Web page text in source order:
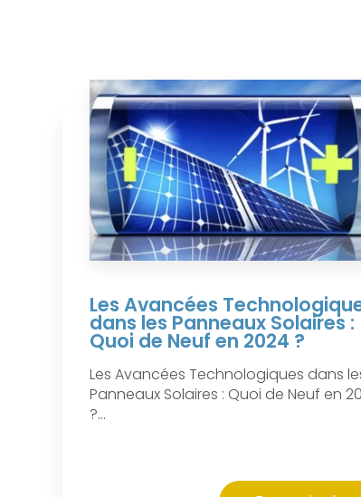
Les Avancées
dans les Panneaux Solaires :
Quoi de Neuf en 2024 ?
Les Avancées Technologiques dans
Panneaux Solaires : Quoi de Neuf en
?...